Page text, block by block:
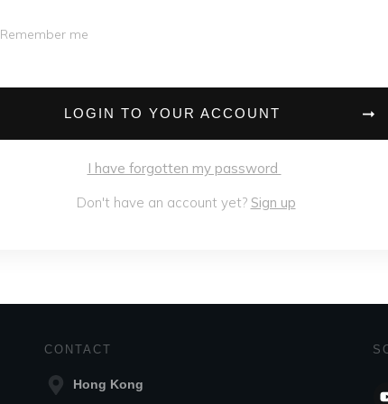
Remember me
LOGIN TO YOUR ACCOUNT
I have forgotten my password
Don't have an account yet? Sign up
CONTACT
Hong Kong